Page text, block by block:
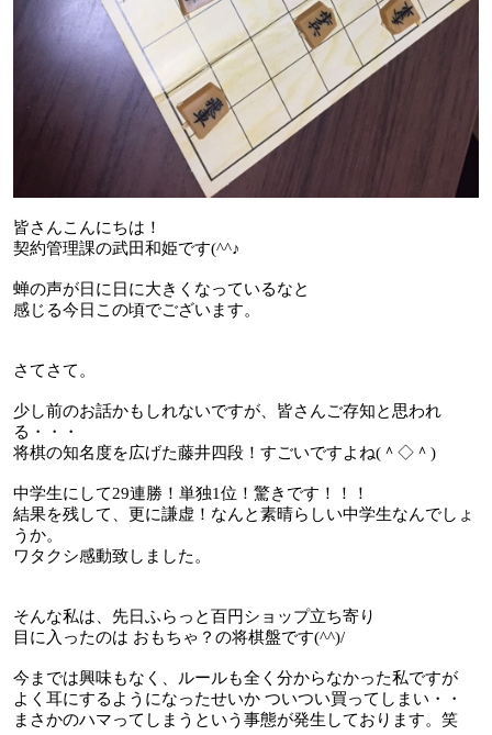
皆さんこんにちは！
契約管理課の武田和姫です(^^♪
蝉の声が日に日に大きくなっているなと
感じる今日この頃でございます。
さてさて。
少し前のお話かもしれないですが、皆さんご存知と思われ
る・・・
将棋の知名度を広げた藤井四段！すごいですよね(＾◇＾ )
中学生にして29連勝！単独1位！驚きです！！！
結果を残して、更に謙虚！なんと素晴らしい中学生なんでしょ
うか。
ワタクシ感動致しました。
そんな私は、先日ふらっと百円ショップ立ち寄り
目に入ったのは おもちゃ？の将棋盤です(^^)/
今までは興味もなく、ルールも全く分からなかった私ですが
よく耳にするようになったせいか ついつい買ってしまい・・
まさかのハマってしまうという事態が発生しております。笑